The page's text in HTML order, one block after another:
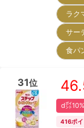
ラク
サー
食パ
31位
d㌽
416ポイ